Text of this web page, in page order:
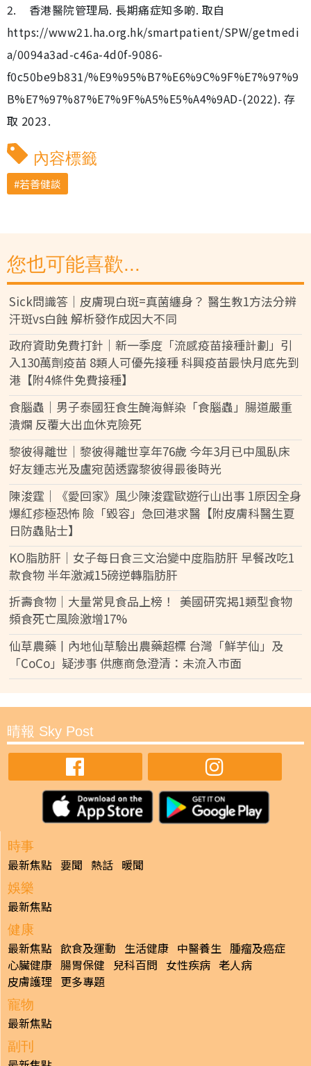
2. 香港醫院管理局. 長期痛症知多啲. 取自
https://www21.ha.org.hk/smartpatient/SPW/getmedi
a/0094a3ad-c46a-4d0f-9086-
f0c50be9b831/%E9%95%B7%E6%9C%9F%E7%97%9
B%E7%97%87%E7%9F%A5%E5%A4%9AD-(2022). 存
取 2023.
內容標籤
若善健談
您也可能喜歡...
Sick問識答｜皮膚現白斑=真菌纏身？ 醫生教1方法分辨
汗斑vs白蝕 解析發作成因大不同
政府資助免費打針｜新一季度「流感疫苗接種計劃」引
入130萬劑疫苗 8類人可優先接種 科興疫苗最快月底先到
港【附4條件免費接種】
食腦蟲｜男子泰國狂食生醃海鮮染「食腦蟲」腸道嚴重
潰爛 反覆大出血休克險死
黎彼得離世｜黎彼得離世享年76歲 今年3月已中風臥床
好友鍾志光及盧宛茵透露黎彼得最後時光
陳浚霆｜《愛回家》風少陳浚霆歐遊行山出事 1原因全身
爆紅疹極恐怖 險「毀容」急回港求醫【附皮膚科醫生夏
日防蟲貼士】
KO脂肪肝｜女子每日食三文治變中度脂肪肝 早餐改吃1
款食物 半年激減15磅逆轉脂肪肝
折壽食物｜大量常見食品上榜！ 美國研究揭1類型食物
頻食死亡風險激增17%
仙草農藥丨內地仙草驗出農藥超標 台灣「鮮芋仙」及
「CoCo」疑涉事 供應商急澄清：未流入市面
晴報 Sky Post
時事
最新焦點 要聞 熱話 暖聞
娛樂
最新焦點
健康
最新焦點 飲食及運動 生活健康 中醫養生 腫瘤及癌症
心臟健康 腸胃保健 兒科百問 女性疾病 老人病
皮膚護理 更多專題
寵物
最新焦點
副刊